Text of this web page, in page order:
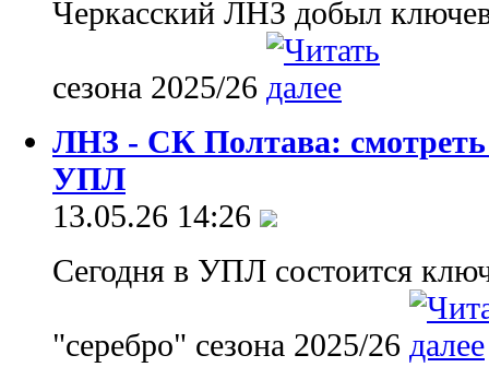
Черкасский ЛНЗ добыл
сезона 2025/26
ЛНЗ - СК Полтава:
УПЛ
13.05.26 14:26
Сегодня в УПЛ состоится
"серебро" сезона 2025/26